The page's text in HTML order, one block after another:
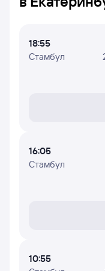
В таблице указаны:
Уральские
18:55
Стамбул
16:05
Стамбул
10:55